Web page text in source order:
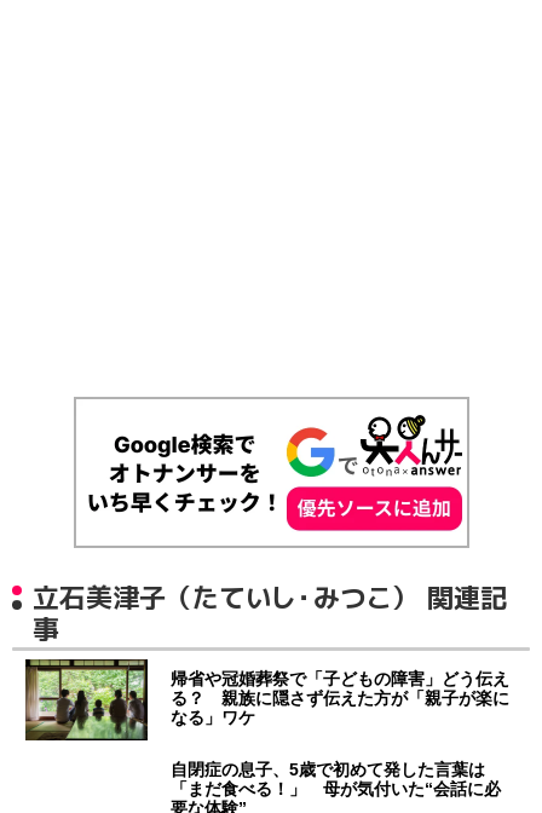
立石美津子（たていし・みつこ） 関連記
事
帰省や冠婚葬祭で「子どもの障害」どう伝え
る？ 親族に隠さず伝えた方が「親子が楽に
なる」ワケ
自閉症の息子、5歳で初めて発した言葉は
「まだ食べる！」 母が気付いた“会話に必
要な体験”